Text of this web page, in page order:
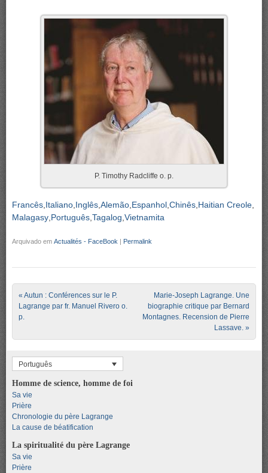
P. Timothy Radcliffe o. p.
Francês Italiano Inglês Alemão Espanhol Chinês Haitian Creole
Malagasy Português Tagalog Vietnamita
Arquivado em Actualités - FaceBook | Permalink
Post navigation
« Autun : Conférences sur le P.
Lagrange par fr. Manuel Rivero o.
p.
Marie-Joseph Lagrange. Une
biographie critique par Bernard
Montagnes. Recension de Pierre
Lassave. »
Português
Homme de science, homme de foi
Sa vie
Prière
Chronologie du père Lagrange
La cause de béatification
La spiritualité du père Lagrange
Sa vie
Prière